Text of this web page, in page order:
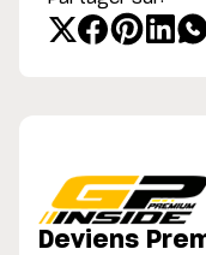
Deviens